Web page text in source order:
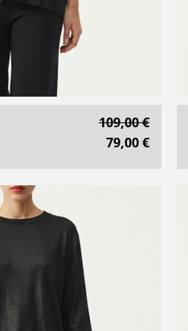
109,00 €
79,00 €